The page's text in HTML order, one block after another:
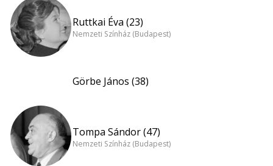
Ruttkai Éva (23)
Nemzeti Színház (Budapest)
Görbe János (38)
Tompa Sándor (47)
Nemzeti Színház (Budapest)